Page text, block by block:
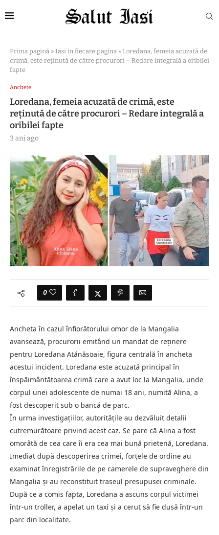
Prima pagină » Iasi in fiecare pagina » Loredana, femeia acuzată de
crimă, este reținută de către procurori – Redare integrală a oribilei
fapte
Anchete
Loredana, femeia acuzată de crimă, este
reținută de către procurori – Redare integrală a
oribilei fapte
3 ani ago
0
Ancheta în cazul înfiorătorului omor de la Mangalia
avansează, procurorii emitând un mandat de reținere
pentru Loredana Atănăsoaie, figura centrală în ancheta
acestui incident. Loredana este acuzată principal în
înspăimântătoarea crimă care a avut loc la Mangalia, unde
corpul unei adolescente de numai 18 ani, numită Alina, a
fost descoperit sub o bancă de parc.
În urma investigațiilor, autoritățile au dezvăluit detalii
cutremurătoare privind acest caz. Se pare că Alina a fost
omorâtă de cea care îi era cea mai bună prietenă, Loredana.
Imediat după descoperirea crimei, forțele de ordine au
examinat înregistrările de pe camerele de supraveghere din
Mangalia și au reconstituit traseul presupusei criminale.
După ce a comis fapta, Loredana a ascuns corpul victimei
într-un troller, a apelat un taxi și a cerut să fie dusă într-un
parc din localitate.